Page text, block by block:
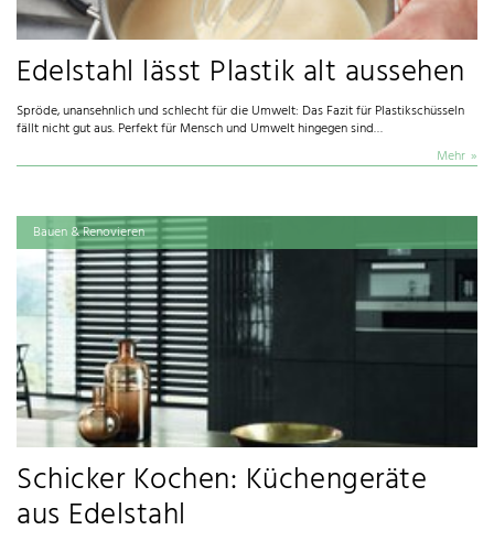
Edelstahl lässt Plastik alt aussehen
Spröde, unansehnlich und schlecht für die Umwelt: Das Fazit für Plastikschüsseln
fällt nicht gut aus. Perfekt für Mensch und Umwelt hingegen sind…
Mehr
Bauen & Renovieren
Schicker Kochen: Küchengeräte
aus Edelstahl